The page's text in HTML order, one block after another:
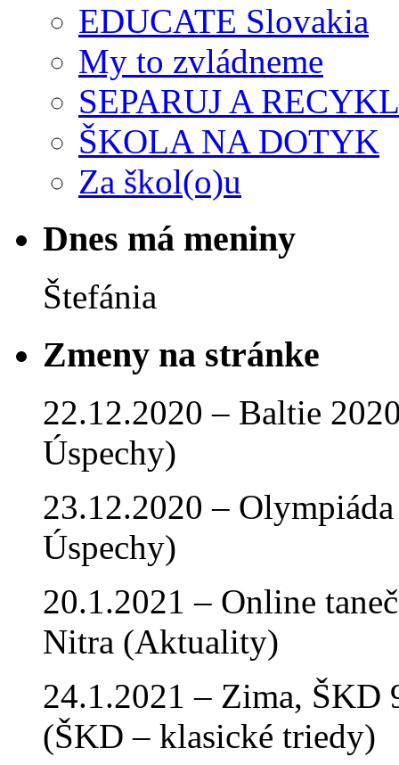
EDUCATE Slovakia
My to zvládneme
SEPARUJ A
ŠKOLA NA DOTYK
Za škol(o)u
Dnes má meniny
Štefánia
Zmeny na stránke
22.12.2020 – Baltie
Úspechy)
23.12.2020 –
Úspechy)
20.1.2021 – Online
Nitra (Aktuality)
24.1.2021 – Zima, ŠKD
(ŠKD – klasické triedy)